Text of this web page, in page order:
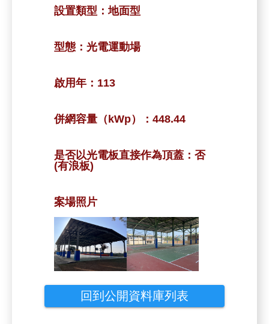
設置類型：地面型
型態： 光電運動場
啟用年： 113
併網容量（kWp）： 448.44
是否以光電板直接作為頂蓋： 否
(有浪板)
案場照片